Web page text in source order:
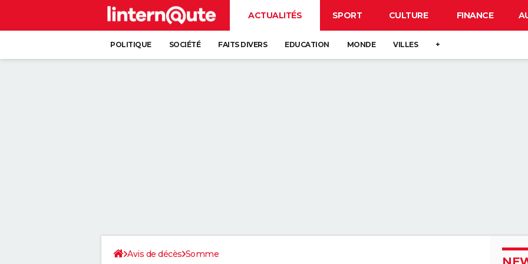
ACTUALITÉS SPORT CULTURE FINANCE
POLITIQUE SOCIÉTÉ FAITS DIVERS EDUCATION MONDE VILLES +
Avis de décès Somme